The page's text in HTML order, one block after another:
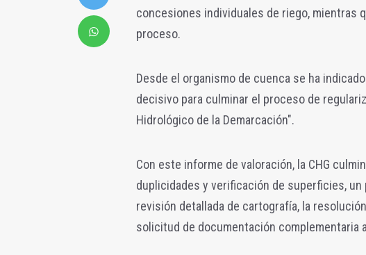
concesiones individuales de riego, mientras
proceso.
Desde el organismo de cuenca se ha
decisivo para culminar el proceso de
Hidrológico de la Demarcación".
Con este informe de valoración, la CHG
duplicidades y verificación de superficies,
revisión detallada de cartografía, la
solicitud de documentación complementaria